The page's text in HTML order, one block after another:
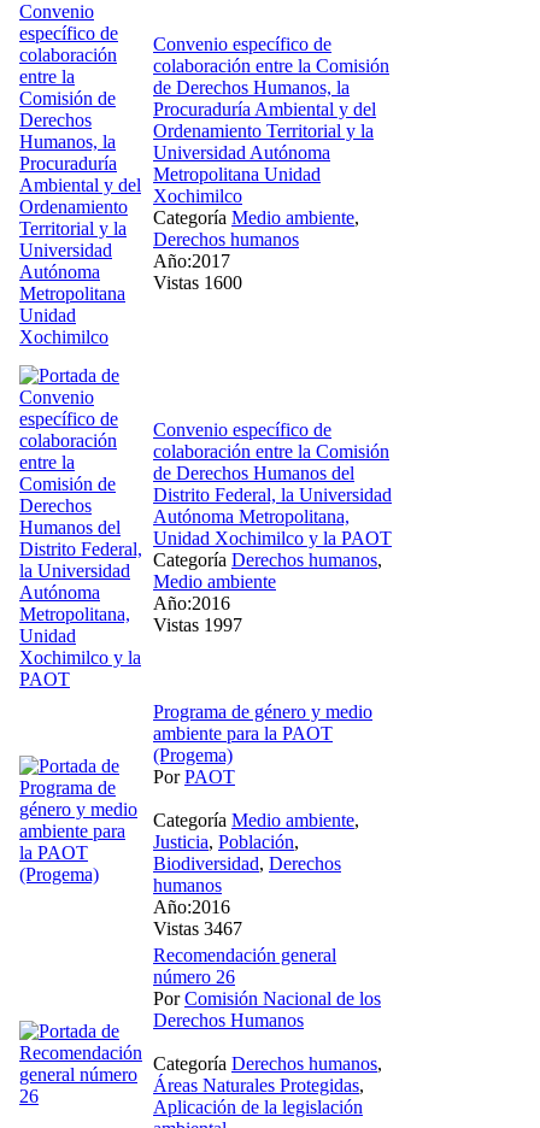
Convenio específico de
colaboración entre la Comisión
de Derechos Humanos, la
Procuraduría Ambiental y del
Ordenamiento Territorial y la
Universidad Autónoma
Metropolitana Unidad
Xochimilco
Categoría Medio ambiente,
Derechos humanos
Año:2017
Vistas 1600
Convenio específico de
colaboración entre la Comisión
de Derechos Humanos del
Distrito Federal, la Universidad
Autónoma Metropolitana,
Unidad Xochimilco y la PAOT
Categoría Derechos humanos,
Medio ambiente
Año:2016
Vistas 1997
Programa de género y medio
ambiente para la PAOT
(Progema)
PorPAOT
Categoría Medio ambiente,
Justicia, Población,
Biodiversidad, Derechos
humanos
Año:2016
Vistas 3467
Recomendación general
número 26
PorComisión Nacional de los
Derechos Humanos
Categoría Derechos humanos,
Áreas Naturales Protegidas,
Aplicación de la legislación